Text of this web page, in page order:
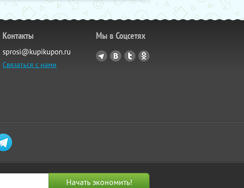
Контакты
sprosi@kupikupon.ru
Связаться с нами
Мы в Соцсетях